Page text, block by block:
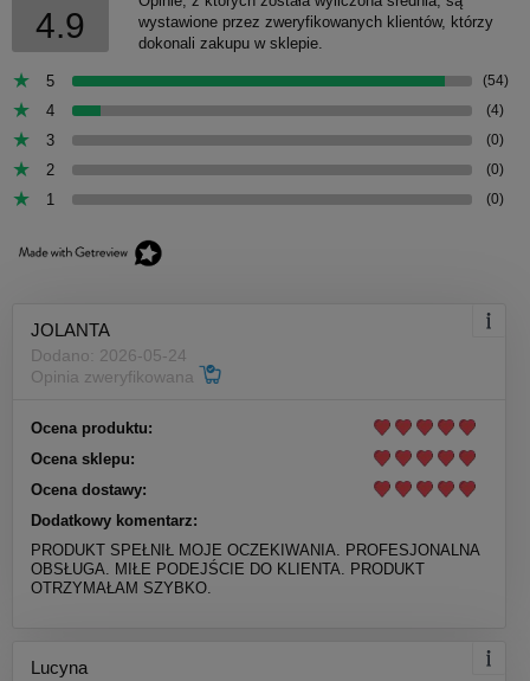
4.9
wystawione przez zweryfikowanych klientów, którzy
dokonali zakupu w sklepie.
5 (54)
4 (4)
3 (0)
2 (0)
1 (0)
JOLANTA
Dodano: 2026-05-24
Opinia zweryfikowana
Ocena produktu:
Ocena sklepu:
Ocena dostawy:
Dodatkowy komentarz:
PRODUKT SPEŁNIŁ MOJE OCZEKIWANIA. PROFESJONALNA
OBSŁUGA. MIŁE PODEJŚCIE DO KLIENTA. PRODUKT
OTRZYMAŁAM SZYBKO.
Lucyna